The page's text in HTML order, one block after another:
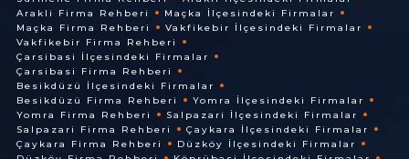
Arakli Firma Rehberi
Maçka İlçesindeki Firmalar
Maçka Firma Rehberi
Vakfikebir İlçesindeki Firmalar
Vakfikebir Firma Rehberi
Çarsibasi İlçesindeki Firmalar
Çarsibasi Firma Rehberi
Besikdüzü İlçesindeki Firmalar
Besikdüzü Firma Rehberi
Yomra İlçesindeki Firmalar
Yomra Firma Rehberi
Salpazari İlçesindeki Firmalar
Salpazari Firma Rehberi
Çaykara İlçesindeki Firmalar
Çaykara Firma Rehberi
Düzköy İlçesindeki Firmalar